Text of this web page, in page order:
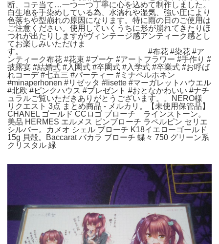
断、コテ当て…一つ一つ丁寧に心を込めて制作しました。
白生地を手染めしている為、水濡れや湿気、強い圧により
色落ちや型崩れの原因になります。特に雨の日のご使用は
ご注意ください。使用していくうちに形が崩れてきたりほ
つれが出たりしますがヴィンテージ感アンティーク感とし
てお楽しみいただけま
す。 #布花 #染花 #ア
ンティーク布花 #花束 #ブーケ #アートフラワー #手作り #
披露宴 #結婚式 #入園式 #卒園式 #入学式 #卒業式 #お呼ば
れコーデ #七五三 #パーティー #ミナペルホネン
#minaperhonen #リゼッタ #lisette #マーガレットハウエル
#北欧 #ピンクハウス #プレゼント #おとなかわいい #ナチ
ュラルご覧いただきありがとうございます。。NERO様
リクエスト 3点 まとめ商品 - メルカリ。【未使用保管品】
CHANEL ゴールド CCロゴ ブローチ ラインストーン。
美品 HERMES エルメス ピンブローチ ラペルピン セリエ
シルバー。カメオ シェル ブローチ K18イエローゴールド
15g 貝殻。Baccarat バカラ ブローチ 蝶々 750 グリーン系
クリスタル 緑